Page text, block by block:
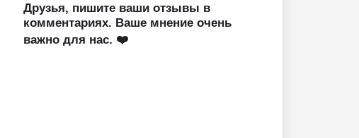
Друзья, пишите ваши отзывы в
комментариях. Ваше мнение очень
важно для нас. ❤️